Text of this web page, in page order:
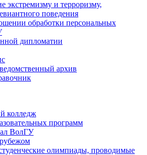
экстремизму и терроризму,
поведения
обработки персональных
дипломатии
архив
колледж
программ
ВолГУ
олимпиады, проводимые